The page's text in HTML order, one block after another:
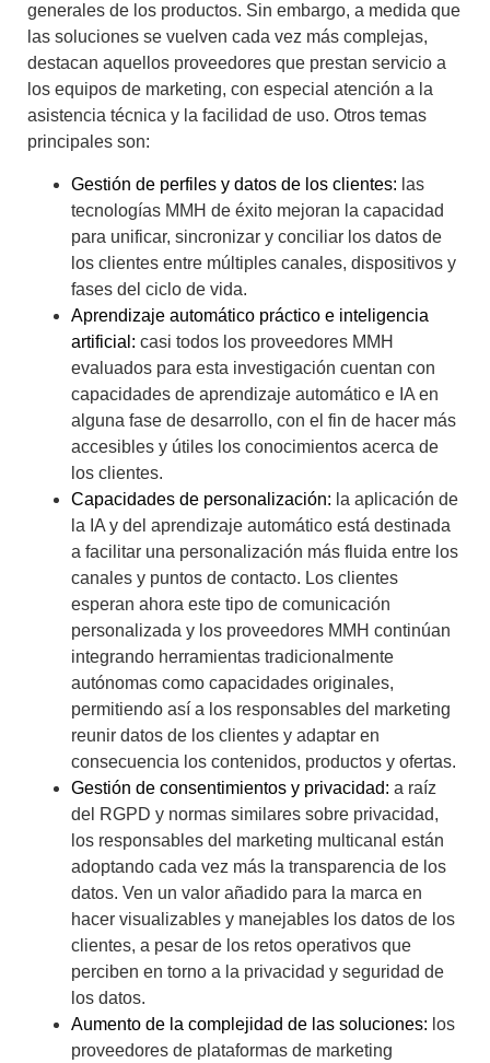
generales de los productos. Sin embargo, a medida que
las soluciones se vuelven cada vez más complejas,
destacan aquellos proveedores que prestan servicio a
los equipos de marketing, con especial atención a la
asistencia técnica y la facilidad de uso. Otros temas
principales son:
Gestión de perfiles y datos de los clientes: las
tecnologías MMH de éxito mejoran la capacidad
para unificar, sincronizar y conciliar los datos de
los clientes entre múltiples canales, dispositivos y
fases del ciclo de vida.
Aprendizaje automático práctico e inteligencia
artificial: casi todos los proveedores MMH
evaluados para esta investigación cuentan con
capacidades de aprendizaje automático e IA en
alguna fase de desarrollo, con el fin de hacer más
accesibles y útiles los conocimientos acerca de
los clientes.
Capacidades de personalización: la aplicación de
la IA y del aprendizaje automático está destinada
a facilitar una personalización más fluida entre los
canales y puntos de contacto. Los clientes
esperan ahora este tipo de comunicación
personalizada y los proveedores MMH continúan
integrando herramientas tradicionalmente
autónomas como capacidades originales,
permitiendo así a los responsables del marketing
reunir datos de los clientes y adaptar en
consecuencia los contenidos, productos y ofertas.
Gestión de consentimientos y privacidad: a raíz
del RGPD y normas similares sobre privacidad,
los responsables del marketing multicanal están
adoptando cada vez más la transparencia de los
datos. Ven un valor añadido para la marca en
hacer visualizables y manejables los datos de los
clientes, a pesar de los retos operativos que
perciben en torno a la privacidad y seguridad de
los datos.
Aumento de la complejidad de las soluciones: los
proveedores de plataformas de marketing